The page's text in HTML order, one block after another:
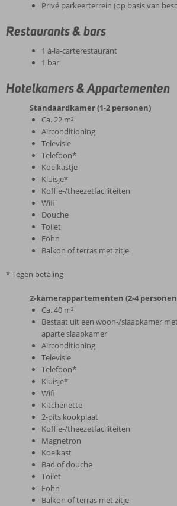
Privé parkeerterrein (op basis van
Restaurants & bars
1 à-la-carterestaurant
1 bar
Hotelkamers & Appartementen
Standaardkamer (1-2 personen)
Ca. 22 m²
Airconditioning
Televisie
Telefoon*
Koelkastje
Kluisje*
Koffie-/theezetfaciliteiten
Wifi
Douche
Toilet
Föhn
Balkon of terras met zitje
* Tegen betaling
2-kamerappartementen (2-4
Ca. 40 m²
Bestaat uit een woon-/slaapkamer
aparte slaapkamer
Airconditioning
Televisie
Telefoon*
Kluisje*
Wifi
Kitchenette
2-pits kookplaat
Koffie-/theezetfaciliteiten
Magnetron
Koelkast
Bad of douche
Toilet
Föhn
Balkon of terras met zitje